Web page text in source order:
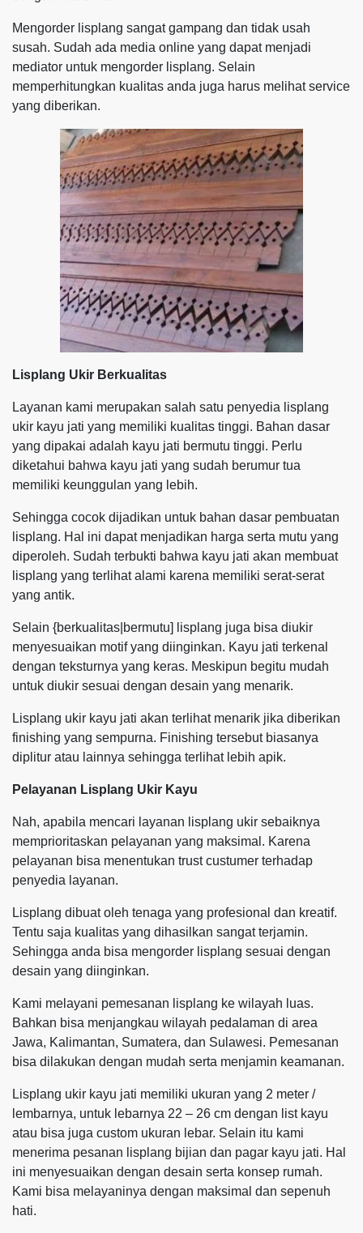
Mengorder lisplang sangat gampang dan tidak usah
susah. Sudah ada media online yang dapat menjadi
mediator untuk mengorder lisplang. Selain
memperhitungkan kualitas anda juga harus melihat service
yang diberikan.
Lisplang Ukir Berkualitas
Layanan kami merupakan salah satu penyedia lisplang
ukir kayu jati yang memiliki kualitas tinggi. Bahan dasar
yang dipakai adalah kayu jati bermutu tinggi. Perlu
diketahui bahwa kayu jati yang sudah berumur tua
memiliki keunggulan yang lebih.
Sehingga cocok dijadikan untuk bahan dasar pembuatan
lisplang. Hal ini dapat menjadikan harga serta mutu yang
diperoleh. Sudah terbukti bahwa kayu jati akan membuat
lisplang yang terlihat alami karena memiliki serat-serat
yang antik.
Selain {berkualitas|bermutu] lisplang juga bisa diukir
menyesuaikan motif yang diinginkan. Kayu jati terkenal
dengan teksturnya yang keras. Meskipun begitu mudah
untuk diukir sesuai dengan desain yang menarik.
Lisplang ukir kayu jati akan terlihat menarik jika diberikan
finishing yang sempurna. Finishing tersebut biasanya
diplitur atau lainnya sehingga terlihat lebih apik.
Pelayanan Lisplang Ukir Kayu
Nah, apabila mencari layanan lisplang ukir sebaiknya
memprioritaskan pelayanan yang maksimal. Karena
pelayanan bisa menentukan trust custumer terhadap
penyedia layanan.
Lisplang dibuat oleh tenaga yang profesional dan kreatif.
Tentu saja kualitas yang dihasilkan sangat terjamin.
Sehingga anda bisa mengorder lisplang sesuai dengan
desain yang diinginkan.
Kami melayani pemesanan lisplang ke wilayah luas.
Bahkan bisa menjangkau wilayah pedalaman di area
Jawa, Kalimantan, Sumatera, dan Sulawesi. Pemesanan
bisa dilakukan dengan mudah serta menjamin keamanan.
Lisplang ukir kayu jati memiliki ukuran yang 2 meter /
lembarnya, untuk lebarnya 22 – 26 cm dengan list kayu
atau bisa juga custom ukuran lebar. Selain itu kami
menerima pesanan lisplang bijian dan pagar kayu jati. Hal
ini menyesuaikan dengan desain serta konsep rumah.
Kami bisa melayaninya dengan maksimal dan sepenuh
hati.